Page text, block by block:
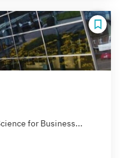
for Business...